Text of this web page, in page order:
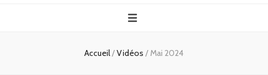
Accueil/Vidéos /Mai 2024